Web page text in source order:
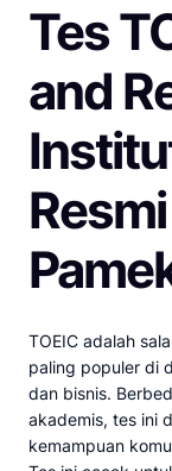
Tes
and
TOEIC adalah
paling populer di
dan bisnis.
akademis, tes ini
kemampuan